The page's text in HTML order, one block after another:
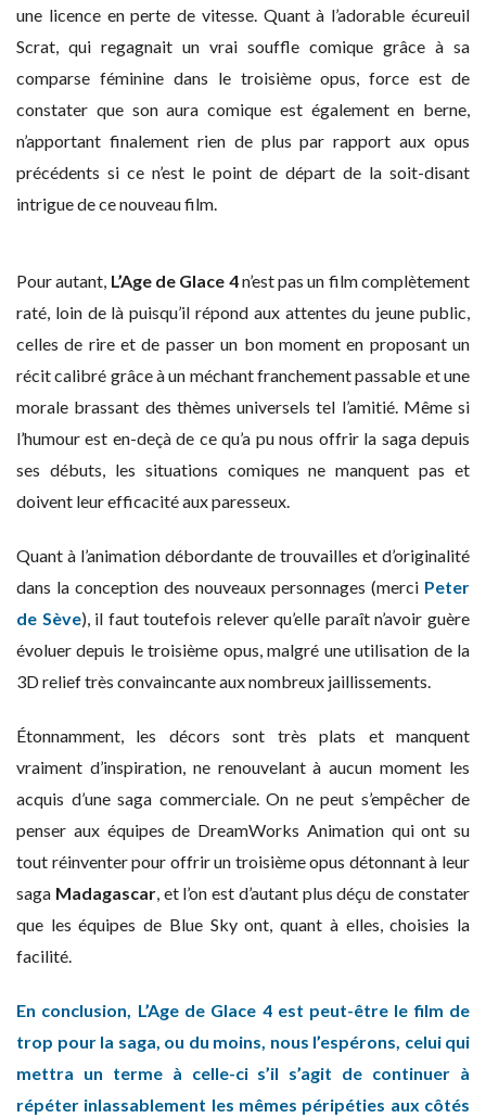
une licence en perte de vitesse. Quant à l’adorable écureuil
Scrat, qui regagnait un vrai souffle comique grâce à sa
comparse féminine dans le troisième opus, force est de
constater que son aura comique est également en berne,
n’apportant finalement rien de plus par rapport aux opus
précédents si ce n’est le point de départ de la soit-disant
intrigue de ce nouveau film.
Pour autant, L’Age de Glace 4n’est pas un film complètement
raté, loin de là puisqu’il répond aux attentes du jeune public,
celles de rire et de passer un bon moment en proposant un
récit calibré grâce à un méchant franchement passable et une
morale brassant des thèmes universels tel l’amitié. Même si
l’humour est en-deçà de ce qu’a pu nous offrir la saga depuis
ses débuts, les situations comiques ne manquent pas et
doivent leur efficacité aux paresseux.
Quant à l’animation débordante de trouvailles et d’originalité
dans la conception des nouveaux personnages (merci Peter
de Sève), il faut toutefois relever qu’elle paraît n’avoir guère
évoluer depuis le troisième opus, malgré une utilisation de la
3D relief très convaincante aux nombreux jaillissements.
Étonnamment, les décors sont très plats et manquent
vraiment d’inspiration, ne renouvelant à aucun moment les
acquis d’une saga commerciale. On ne peut s’empêcher de
penser aux équipes de DreamWorks Animation qui ont su
tout réinventer pour offrir un troisième opus détonnant à leur
saga Madagascar, et l’on est d’autant plus déçu de constater
que les équipes de Blue Sky ont, quant à elles, choisies la
facilité.
En conclusion, L’Age de Glace 4 est peut-être le film de
trop pour la saga, ou du moins, nous l’espérons, celui qui
mettra un terme à celle-ci s’il s’agit de continuer à
répéter inlassablement les mêmes péripéties aux côtés